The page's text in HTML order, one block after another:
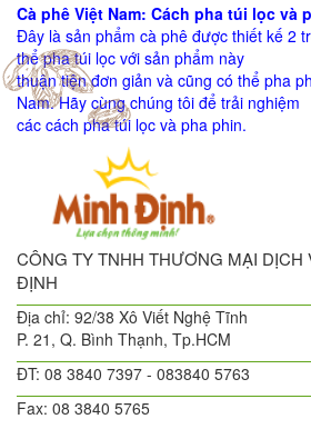
Cà phê Việt Nam: Cách pha túi lọc và
Đây là sản phẩm cà phê được thiết kế 2
thể pha túi lọc với sản phẩm này
thuận tiện đơn giản và cũng có thể pha
Nam. Hãy cùng chúng tôi để trải nghiệm
các cách pha túi lọc và pha phin.
CÔNG TY TNHH THƯƠNG MẠI DỊCH
ĐỊNH
Địa chỉ: 92/38 Xô Viết Nghệ Tĩnh
P. 21, Q. Bình Thạnh, Tp.HCM
ĐT: 08 3840 7397 - 083840 5763
Fax: 08 3840 5765